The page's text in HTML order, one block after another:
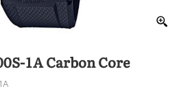
1A Carbon Core